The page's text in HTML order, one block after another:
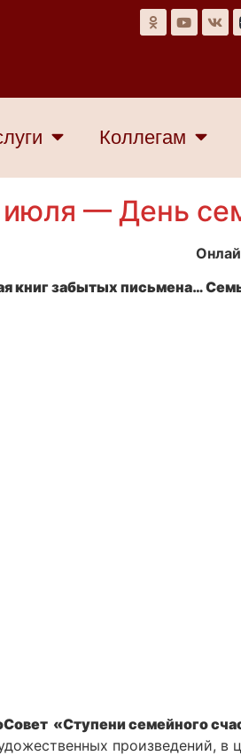
Коллегам
— День
книг забытых письмена…
«Ступени семейного
произведений, в